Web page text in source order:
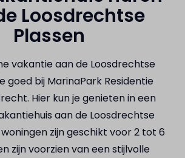
Loosdrechtse
Plassen
vakantie aan de Loosdrechtse
goed bij MarinaPark Residentie
Hier kun je genieten in een
aan de Loosdrechtse
woningen zijn geschikt voor 2 tot 6
zijn voorzien van een stijlvolle